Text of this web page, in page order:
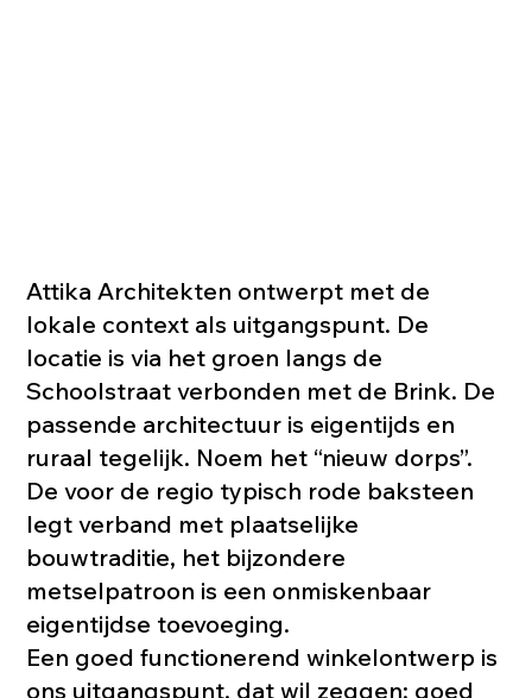
Attika Architekten ontwerpt met de
lokale context als uitgangspunt. De
locatie is via het groen langs de
Schoolstraat verbonden met de Brink. De
passende architectuur is eigentijds en
ruraal tegelijk. Noem het “nieuw dorps”.
De voor de regio typisch rode baksteen
legt verband met plaatselijke
bouwtraditie, het bijzondere
metselpatroon is een onmiskenbaar
eigentijdse toevoeging.
Een goed functionerend winkelontwerp is
ons uitgangspunt, dat wil zeggen: goed